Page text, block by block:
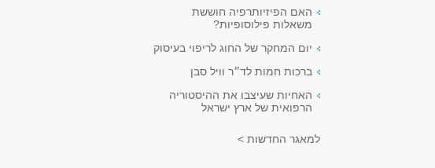
האם הפיזיותרפיה חוששת
משאלות פילוסופיות?
יום המחקר של החוג לריפוי בעיסוק
ברכות חמות לד״ר וויל סבן
האחיות שעיצבו את ההיסטוריה
הרפואית של ארץ ישראל
למאגר החדשות >